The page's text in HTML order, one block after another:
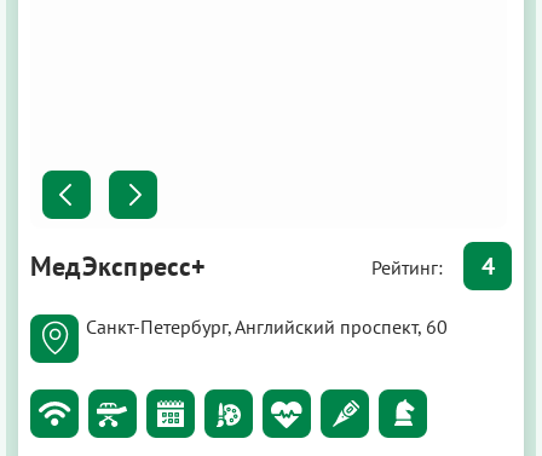
МедЭкспресс+ Рейтинг: 4
Санкт-Петербург, Английский проспект, 60